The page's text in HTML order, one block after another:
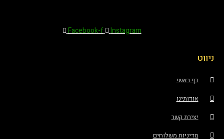
Facebook-f Instagram
ניווט
דף ראשי
אודותינו
יצירת קשר
מדיניות משלוחים